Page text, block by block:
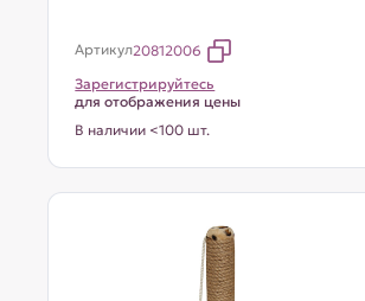
Артикул20812006
Зарегистрируйтесь
для отображения цены
В наличии <100 шт.